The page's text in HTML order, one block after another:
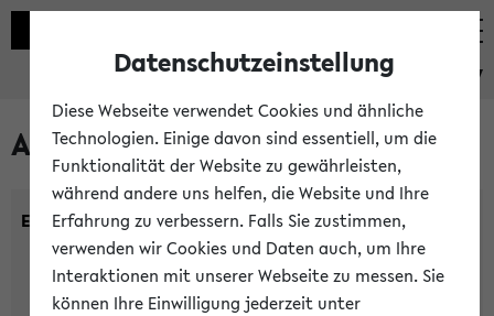
eKVV
Alle Lehrenden
Einrichtung:
Datenschutzeinstellung
Diese Webseite verwendet Cookies und ähnliche
Technologien. Einige davon sind essentiell, um die
Funktionalität der Website zu gewährleisten,
während andere uns helfen, die Website und Ihre
Erfahrung zu verbessern. Falls Sie zustimmen,
verwenden wir Cookies und Daten auch, um Ihre
Interaktionen mit unserer Webseite zu messen. Sie
können Ihre Einwilligung jederzeit unter